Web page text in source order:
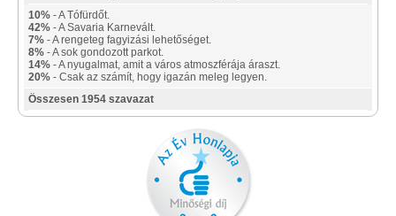
10% - A Tófürdőt.
42% - A Savaria Karnevált.
7% - A rengeteg fagyizási lehetőséget.
8% - A sok gondozott parkot.
14% - A nyugalmat, amit a város atmoszférája áraszt.
20% - Csak az számít, hogy igazán meleg legyen.
Összesen 1954 szavazat